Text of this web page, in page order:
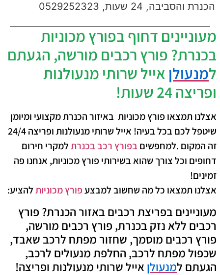
הכנרת והסביבה, 24 שעות, 0529252323
מעוניינים דחוף בפורץ מכוניות
בכנרת? פורץ רכבים מורשה, הגעתם
למנעולן אייל שרותי מנעולנות
ופריצה 24 שעות!
אצלנו תמצאו פורץ מכוניות באיזור הכנרתמקצועי ומיומן
שיטפל לכם בכל בעיה! אייל שרותי מנעולנות ופריצה 24/4
זה המקום .למחפשים בפורץ רכב בכנרתלמקרי חירום
דחופים וכל צורך שהוא בשירותי פורץ מכוניות, אנחנו פה
זמינים!
אצלנו תמצאו כל מה שחשוב למבצעפורץ מכוניותלהציע:
מעוניינים בפריצת רכבים באזור הכנרת? פורץ
רכבים ללא נזק בכנרת, פורץ רכבים מורשה,
פורץ רכבים מוסמך, שחזור מפתח לרכב שאבד,
שכפול מפתח לרכב, החלפת מנעולים לרכב,
הגעתם למנעולן אייל שרותי מנעולנות ופריצה!